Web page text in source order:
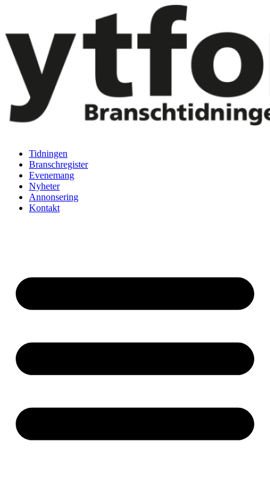
innehåll
Tidningen
Branschregister
Evenemang
Nyheter
Annonsering
Kontakt